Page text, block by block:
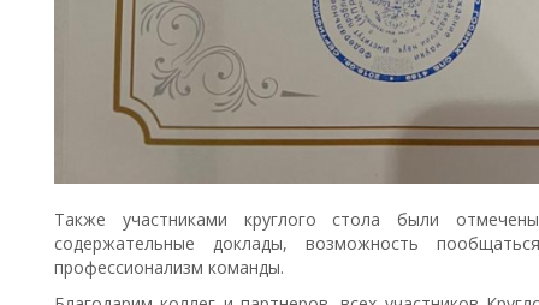
Также участниками круглого стола были
содержательные доклады, возможность
профессионализм команды.